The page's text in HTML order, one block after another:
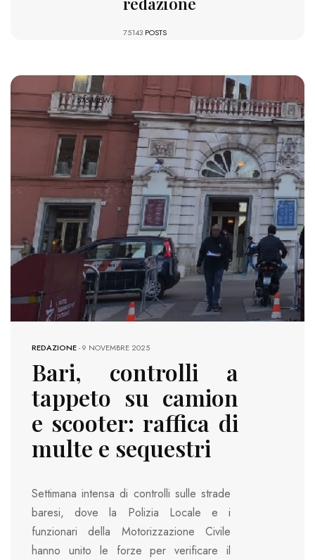
75143 POSTS
575 VIEWS
REDAZIONE-9 NOVEMBRE 2025
Bari, controlli a
tappeto su camion
e scooter: raffica di
multe e sequestri
Settimana intensa di controlli sulle strade
baresi, dove la Polizia Locale e i
funzionari della Motorizzazione Civile
hanno unito le forze per verificare il